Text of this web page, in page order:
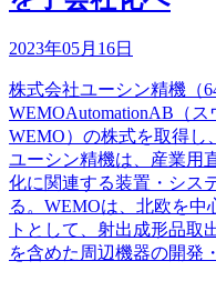
2023年05月16日
株式会社ユーシン精機（
WEMOAutomationAB（
WEMO）の株式を取得し
ユーシン精機は、産業用
化に関連する装置・シス
る。WEMOは、北欧を中
トとして、射出成形品取
を含めた周辺機器の開発